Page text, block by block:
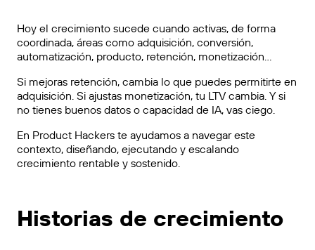
Hoy el crecimiento sucede cuando activas, de forma
coordinada, áreas como adquisición, conversión,
automatización, producto, retención, monetización…
Si mejoras retención, cambia lo que puedes permitirte en
adquisición. Si ajustas monetización, tu LTV cambia. Y si
no tienes buenos datos o capacidad de IA, vas ciego.
En Product Hackers te ayudamos a navegar este
contexto, diseñando, ejecutando y escalando
crecimiento rentable y sostenido.
Historias de crecimiento